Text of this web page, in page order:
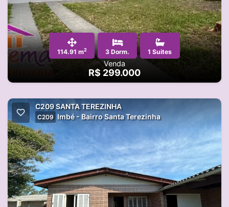
114.91 m2 3 Dorm. 1 Suites
Venda
R$ 299.000
C209 SANTA TEREZINHA
C209 Imbé - Bairro Santa Terezinha